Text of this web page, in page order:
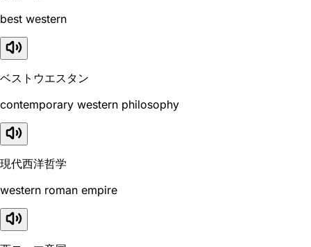
best western
ベストウエスタン
contemporary western philosophy
現代西洋哲学
western roman empire